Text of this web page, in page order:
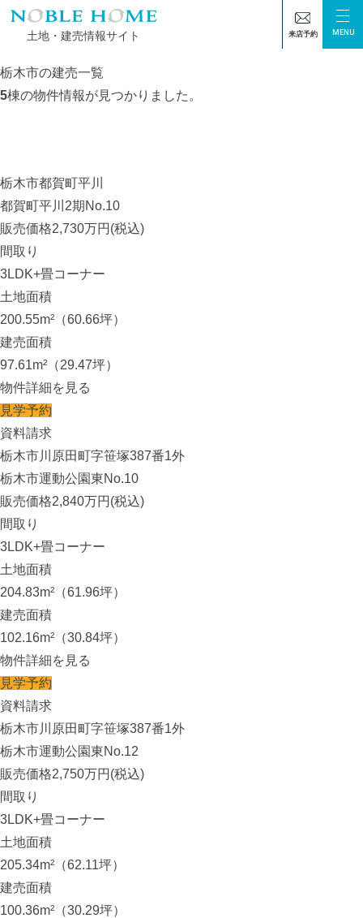
土地・建売情報サイト 来店予約 MENU
TOP 栃木市の建売一覧
栃木市の建売一覧
5棟の物件情報が見つかりました。
栃木市都賀町平川
都賀町平川2期No.10
販売価格2,730万円(税込)
間取り
3LDK+畳コーナー
土地面積
200.55m²（60.66坪）
建売面積
97.61m²（29.47坪）
物件詳細を見る
見学予約
資料請求
栃木市川原田町字笹塚387番1外
栃木市運動公園東No.10
販売価格2,840万円(税込)
間取り
3LDK+畳コーナー
土地面積
204.83m²（61.96坪）
建売面積
102.16m²（30.84坪）
物件詳細を見る
見学予約
資料請求
栃木市川原田町字笹塚387番1外
栃木市運動公園東No.12
販売価格2,750万円(税込)
間取り
3LDK+畳コーナー
土地面積
205.34m²（62.11坪）
建売面積
100.36m²（30.29坪）